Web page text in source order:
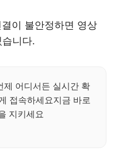
이 불안정하면 영상
니다.
제 어디서든 실시간 확
접속하세요지금 바로
지키세요